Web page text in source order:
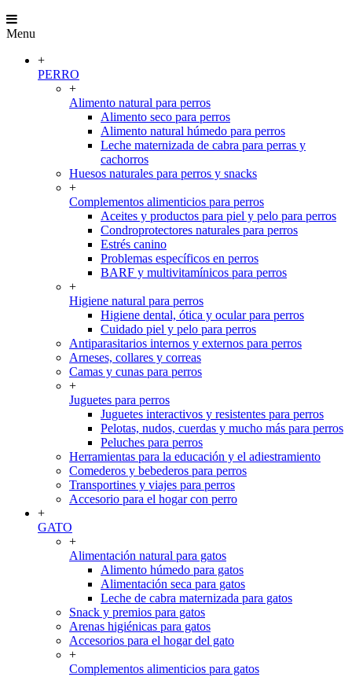
Menu
+
PERRO
+
Alimento natural para perros
Alimento seco para perros
Alimento natural húmedo para perros
Leche maternizada de cabra para perras y
cachorros
Huesos naturales para perros y snacks
+
Complementos alimenticios para perros
Aceites y productos para piel y pelo para perros
Condroprotectores naturales para perros
Estrés canino
Problemas específicos en perros
BARF y multivitamínicos para perros
+
Higiene natural para perros
Higiene dental, ótica y ocular para perros
Cuidado piel y pelo para perros
Antiparasitarios internos y externos para perros
Arneses, collares y correas
Camas y cunas para perros
+
Juguetes para perros
Juguetes interactivos y resistentes para perros
Pelotas, nudos, cuerdas y mucho más para perros
Peluches para perros
Herramientas para la educación y el adiestramiento
Comederos y bebederos para perros
Transportines y viajes para perros
Accesorio para el hogar con perro
+
GATO
+
Alimentación natural para gatos
Alimento húmedo para gatos
Alimentación seca para gatos
Leche de cabra maternizada para gatos
Snack y premios para gatos
Arenas higiénicas para gatos
Accesorios para el hogar del gato
+
Complementos alimenticios para gatos